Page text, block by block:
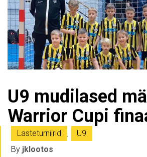
U9 mudilased
Warrior Cupi
Lasteturniirid ,
U9
By jklootos